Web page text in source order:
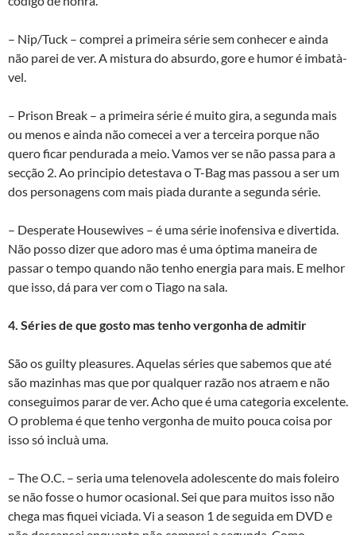
– Nip/Tuck – comprei a primeira série sem conhecer e ainda
não parei de ver. A mistura do absurdo, gore e humor é imbatà­
vel.
– Prison Break – a primeira série é muito gira, a segunda mais
ou menos e ainda não comecei a ver a terceira porque não
quero ficar pendurada a meio. Vamos ver se não passa para a
secção 2. Ao principio detestava o T-Bag mas passou a ser um
dos personagens com mais piada durante a segunda série.
– Desperate Housewives – é uma série inofensiva e divertida.
Não posso dizer que adoro mas é uma óptima maneira de
passar o tempo quando não tenho energia para mais. E melhor
que isso, dá para ver com o Tiago na sala.
4. Séries de que gosto mas tenho vergonha de admitir
São os guilty pleasures. Aquelas séries que sabemos que até
são mazinhas mas que por qualquer razão nos atraem e não
conseguimos parar de ver. Acho que é uma categoria excelente.
O problema é que tenho vergonha de muito pouca coisa por
isso só incluà­ uma.
– The O.C. – seria uma telenovela adolescente do mais foleiro
se não fosse o humor ocasional. Sei que para muitos isso não
chega mas fiquei viciada. Vi a season 1 de seguida em DVD e